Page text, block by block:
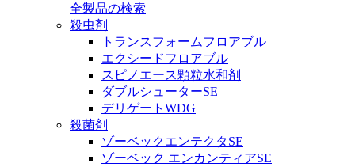
全製品の検索
殺虫剤
トランスフォームフロアブル
エクシードフロアブル
スピノエース顆粒水和剤
ダブルシューターSE
デリゲートWDG
殺菌剤
ゾーベックエンテクタSE
ゾーベック エンカンティアSE